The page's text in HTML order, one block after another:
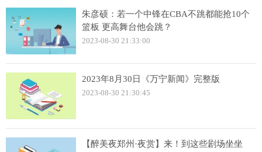
朱彦硕：若一个中锋在CBA不跳都能抢10个
篮板 更高舞台他会跳？
2023-08-30 21:33:00
2023年8月30日《万宁新闻》完整版
2023-08-30 21:30:45
【醉美夜郑州·夜赏】来！到这些剧场坐坐